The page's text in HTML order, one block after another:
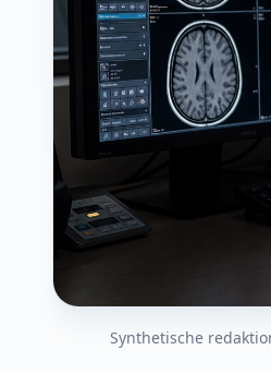
Synthetische